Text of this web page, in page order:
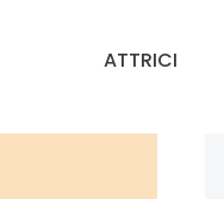
ATTRICI